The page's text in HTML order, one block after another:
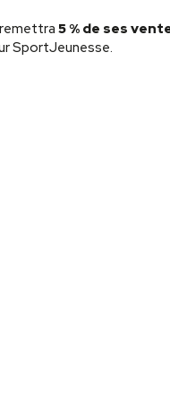
remettra 5 % de ses
SportJeunesse.